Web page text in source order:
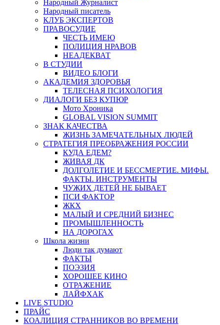
Народный Журналист
Народный писатель
КЛУБ ЭКСПЕРТОВ
ПРАВОСУДИЕ
ЧЕСТЬ ИМЕЮ
ПОЛИЦИЯ НРАВОВ
НЕАДЕКВАТ
В СТУДИИ
ВИДЕО БЛОГИ
АКАДЕМИЯ ЗДОРОВЬЯ
ТЕЛЕСНАЯ ПСИХОЛОГИЯ
ДИАЛОГИ БЕЗ КУПЮР
Мото Хроника
GLOBAL VISION SUMMIT
ЗНАК КАЧЕСТВА
ЖИЗНЬ ЗАМЕЧАТЕЛЬНЫХ ЛЮДЕЙ
СТРАТЕГИЯ ПРЕОБРАЖЕНИЯ РОССИИ
КУДА ЕДЕМ?
ЖИВАЯ ДК
ДОЛГОЛЕТИЕ И БЕССМЕРТИЕ. МИФЫ.
ФАКТЫ. ИНСТРУМЕНТЫ
ЧУЖИХ ДЕТЕЙ НЕ БЫВАЕТ
ПСИ ФАКТОР
ЖКХ
МАЛЫЙ И СРЕДНИЙ БИЗНЕС
ПРОМЫШЛЕННОСТЬ
НА ДОРОГАХ
Школа жизни
Люди так думают
ФАКТЫ
ПОЭЗИЯ
ХОРОШЕЕ КИНО
ОТРАЖЕНИЕ
ЛАЙФХАК
LIVE STUDIO
ПРАЙС
КОАЛИЦИЯ СТРАННИКОВ ВО ВРЕМЕНИ